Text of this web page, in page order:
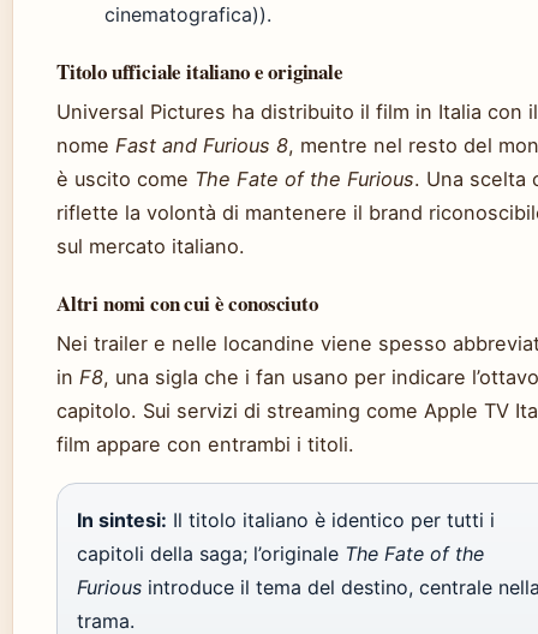
cinematografica)).
Titolo ufficiale italiano e originale
Universal Pictures ha distribuito il film in Italia con il
nome Fast and Furious 8, mentre nel resto del
è uscito come The Fate of the Furious. Una scelta
riflette la volontà di mantenere il brand
sul mercato italiano.
Altri nomi con cui è conosciuto
Nei trailer e nelle locandine viene spesso
in F8, una sigla che i fan usano per indicare l’ottavo
capitolo. Sui servizi di streaming come Apple TV
film appare con entrambi i titoli.
In sintesi: Il titolo italiano è identico per tutti i
capitoli della saga; l’originale The Fate of the
Furious introduce il tema del destino, centrale
trama.